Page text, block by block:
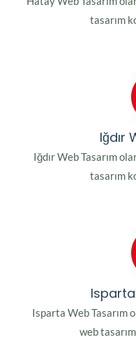
tasarım
Iğdır
Iğdır Web Tasarım
tasarım
Isparta Web Tasarım
web